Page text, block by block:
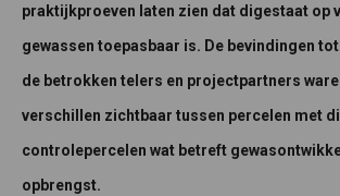
praktijkproeven laten zien dat digestaat op
gewassen toepasbaar is. De bevindingen
de betrokken telers en projectpartners
verschillen zichtbaar tussen percelen met
controlepercelen wat betreft
opbrengst.